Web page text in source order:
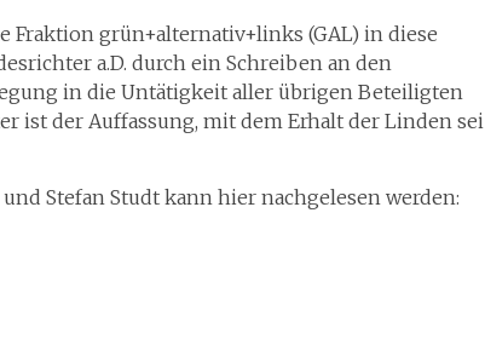
Fraktion grün+alternativ+links (GAL) in diese
a.D. durch ein Schreiben an den
in die Untätigkeit aller übrigen Beteiligten
ist der Auffassung, mit dem Erhalt der Linden sei
Stefan Studt kann hier nachgelesen werden: